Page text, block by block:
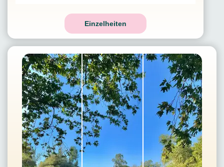
Einzelheiten